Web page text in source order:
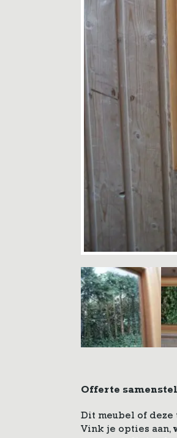
Offerte
Dit meubel of deze
Vink je opties aan,